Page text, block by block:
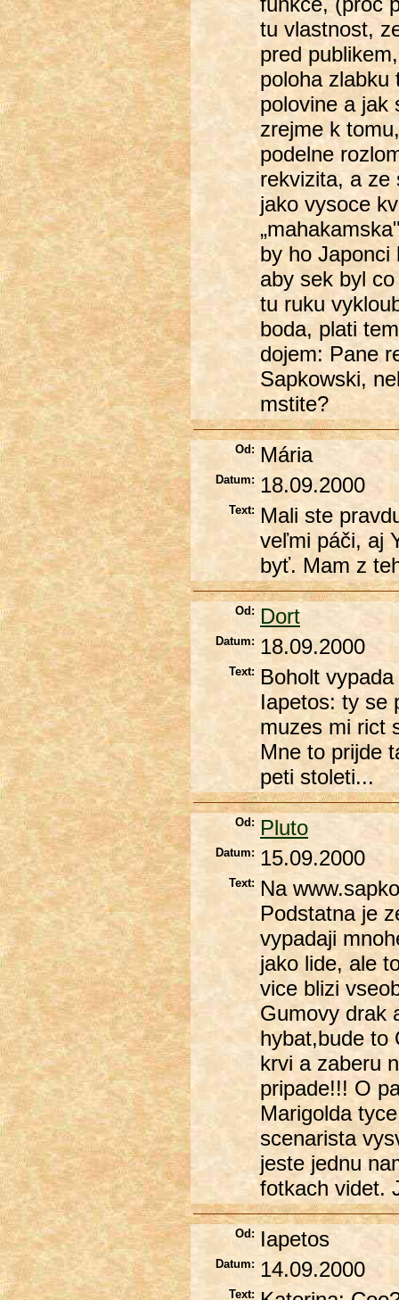
tu vlastnost,
pred
poloha zlabku
polovine a jak
zrejme k
podelne
rekvizita, a ze
jako vysoce
by ho Japonci
aby sek byl
tu ruku
boda, plati
dojem: Pane
Sapkowski,
mstite?
Od: Mária
Datum: 18.09.2000
Text: Mali ste
veľmi páči, aj
byť. Mam z
Od: Dort
Datum: 18.09.2000
Text: Boholt
Iapetos: ty se
muzes mi rict
Mne to prijde
peti stoleti...
Od: Pluto
Datum: 15.09.2000
Text: Na
Podstatna je
vypadaji
jako lide, ale
vice blizi
Gumovy drak
hybat,bude to
krvi a zaberu
pripade!!! O
Marigolda
scenarista
jeste jednu
fotkach videt.
Od: Iapetos
Datum: 14.09.2000
Text: